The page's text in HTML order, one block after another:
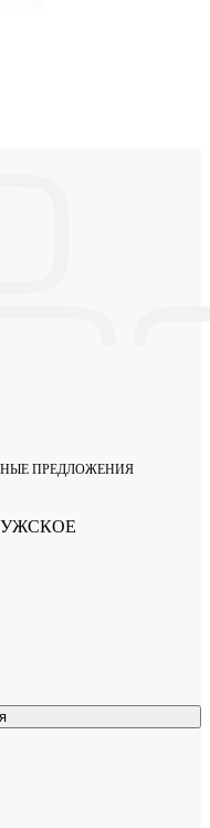
ПРЕДЛОЖЕНИЯ